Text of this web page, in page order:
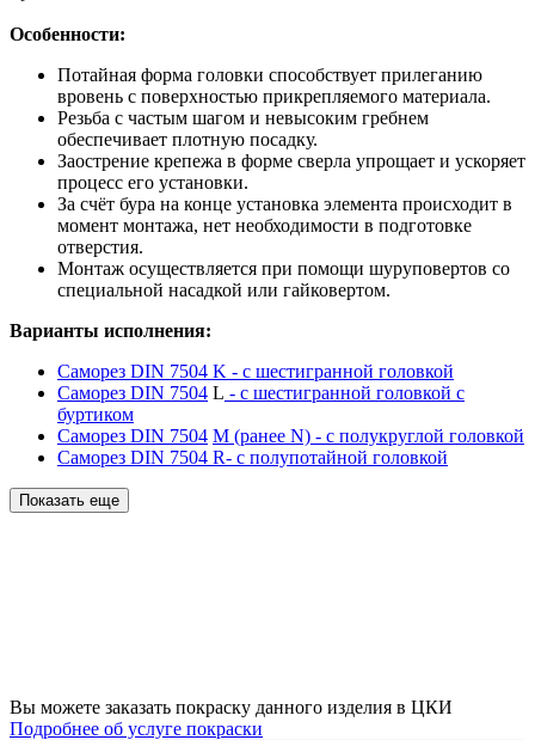
Особенности:
Потайная форма головки способствует прилеганию
вровень с поверхностью прикрепляемого материала.
Резьба с частым шагом и невысоким гребнем
обеспечивает плотную посадку.
Заострение крепежа в форме сверла упрощает и ускоряет
процесс его установки.
За счёт бура на конце установка элемента происходит в
момент монтажа, нет необходимости в подготовке
отверстия.
Монтаж осуществляется при помощи шуруповертов со
специальной насадкой или гайковертом.
Варианты исполнения:
Саморез DIN 7504 K - с шестигранной головкой
Саморез DIN 7504 L - с шестигранной головкой с
буртиком
Саморез DIN 7504 М (ранее N) - с полукруглой головкой
Саморез DIN 7504 R- с полупотайной головкой
Показать еще
Вы можете заказать покраску данного изделия в ЦКИ
Подробнее об услуге покраски